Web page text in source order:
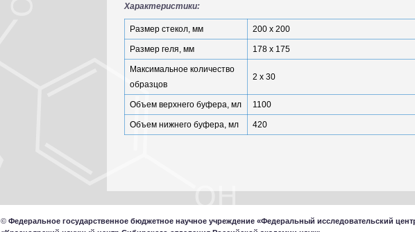
Характеристики:
Размер стекол, мм 200 х 200
Размер геля, мм 178 х 175
Максимальное количество
образцов
2 х 30
Объем верхнего буфера, мл 1100
Объем нижнего буфера, мл 420
© Федеральное государственное бюджетное научное учреждение «Федеральный исследовательский